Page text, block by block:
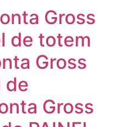
Gross
de totem
Gross
de
Gross